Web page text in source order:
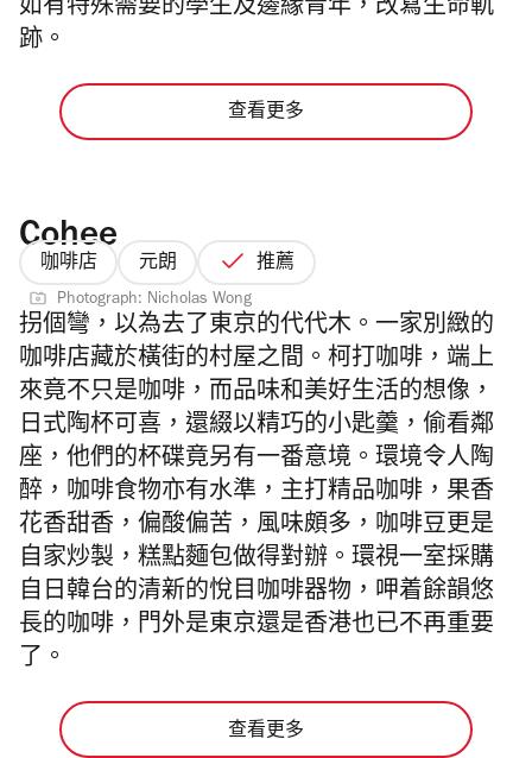
如有特殊需要的學生及邊緣青年，改寫生命軌
跡。
查看更多
Cohee
咖啡店 元朗 推薦
Photograph: Nicholas Wong
拐個彎，以為去了東京的代代木。一家別緻的
咖啡店藏於橫街的村屋之間。柯打咖啡，端上
來竟不只是咖啡，而品味和美好生活的想像，
日式陶杯可喜，還綴以精巧的小匙羹，偷看鄰
座，他們的杯碟竟另有一番意境。環境令人陶
醉，咖啡食物亦有水準，主打精品咖啡，果香
花香甜香，偏酸偏苦，風味頗多，咖啡豆更是
自家炒製，糕點麵包做得對辦。環視一室採購
自日韓台的清新的悅目咖啡器物，呷着餘韻悠
長的咖啡，門外是東京還是香港也已不再重要
了。
查看更多